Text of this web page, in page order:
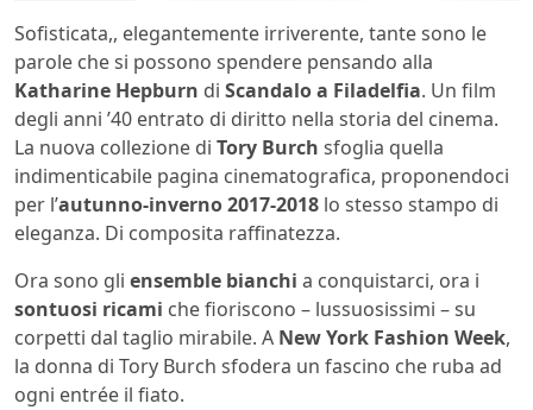
Sofisticata,, elegantemente irriverente, tante sono le
parole che si possono spendere pensando alla
Katharine Hepburn di Scandalo a Filadelfia. Un film
degli anni ’40 entrato di diritto nella storia del cinema.
La nuova collezione di Tory Burch sfoglia quella
indimenticabile pagina cinematografica, proponendoci
per l’autunno-inverno 2017-2018 lo stesso stampo di
eleganza. Di composita raffinatezza.
Ora sono gli ensemble bianchi a conquistarci, ora i
sontuosi ricami che fioriscono – lussuosissimi – su
corpetti dal taglio mirabile. A New York Fashion Week,
la donna di Tory Burch sfodera un fascino che ruba ad
ogni entrée il fiato.